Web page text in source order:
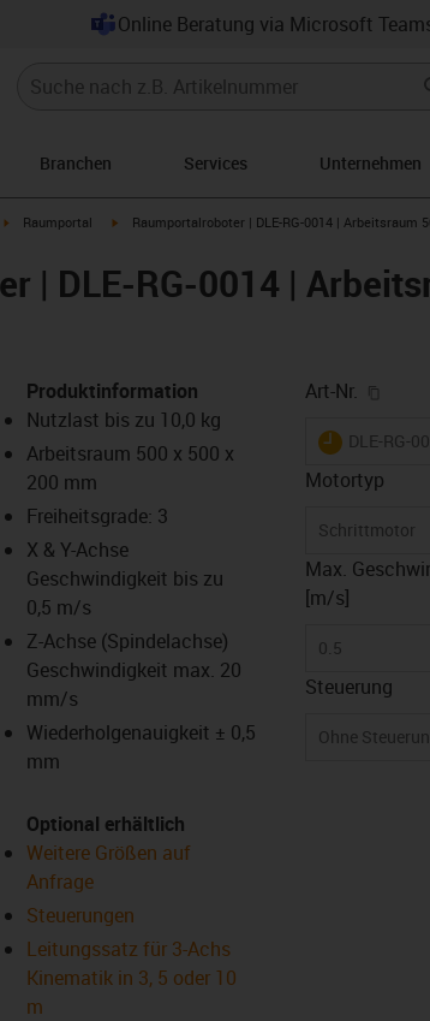
Online Beratung via Microsoft
Branchen Services Unternehmen
igus-icon-arrow-right
Raumportal igus-icon-arrow-right
Raumportalroboter | DLE-RG-0014 | Arbeitsraum
| DLE-RG-0014 |
icon-lupe
icon-lupe
icon-lupe
icon-lupe
icon-lupe
icon-lupe
icon-arrow-right
Produktinformation
Nutzlast bis zu 10,0 kg
Arbeitsraum 500 x 500 x
200 mm
Freiheitsgrade: 3
X & Y-Achse
Geschwindigkeit bis zu
0,5 m/s
Z-Achse (Spindelachse)
Geschwindigkeit max. 20
mm/s
Wiederholgenauigkeit ± 0,5
mm
Optional erhältlich
Weitere Größen auf
Anfrage
Steuerungen
Leitungssatz für 3-Achs
Kinematik in 3, 5 oder 10
m
Art-Nr.
igus-icon-
DLE-RG-
Motortyp
Schrittmotor
Max.
[m/s]
0.5
Steuerung
Ohne